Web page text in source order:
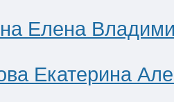
Елена
Екатерина